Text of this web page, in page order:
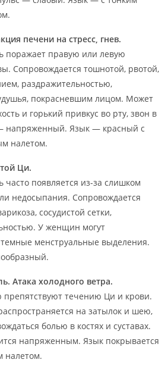
печени на стресс, гнев.
поражает правую или левую
Сопровождается тошнотой, рвотой,
раздражительностью,
покрасневшим лицом. Может
и горький привкус во рту, звон в
напряженный. Язык — красный с
налетом.
Ци.
часто появляется из-за слишком
недосыпания. Сопровождается
сосудистой сетки,
У женщин могут
менструальные выделения.
Атака холодного ветра.
препятствуют течению Ци и крови.
на затылок и шею,
болью в костях и суставах.
напряженным. Язык покрывается
налетом.